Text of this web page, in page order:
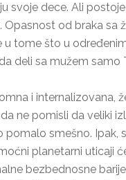
svoje dece. Ali
Opasnost od braka sa
u tome što u
deli sa mužem samo
i internalizovana,
ne pomisli da veliki
pomalo smešno. Ipak,
planetarni uticaji
bezbednosne